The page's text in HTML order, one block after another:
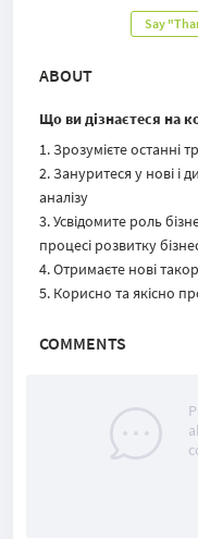
Say
ABOUT
Що ви дізнаєтеся на
Зрозумієте останні
Зануритеся у нові і
аналізу ​
Усвідомите роль
процесі розвитку
Отримаєте нові
Корисно та якісно
COMMENTS